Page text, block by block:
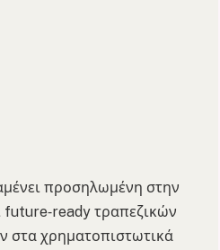
προσηλωμένη στην
τραπεζικών
στα χρηματοπιστωτικά